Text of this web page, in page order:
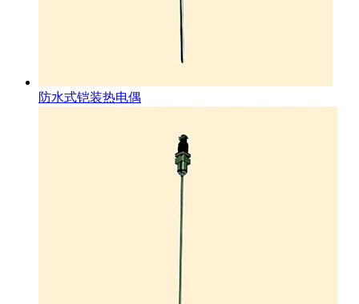
防水式铠装热电偶